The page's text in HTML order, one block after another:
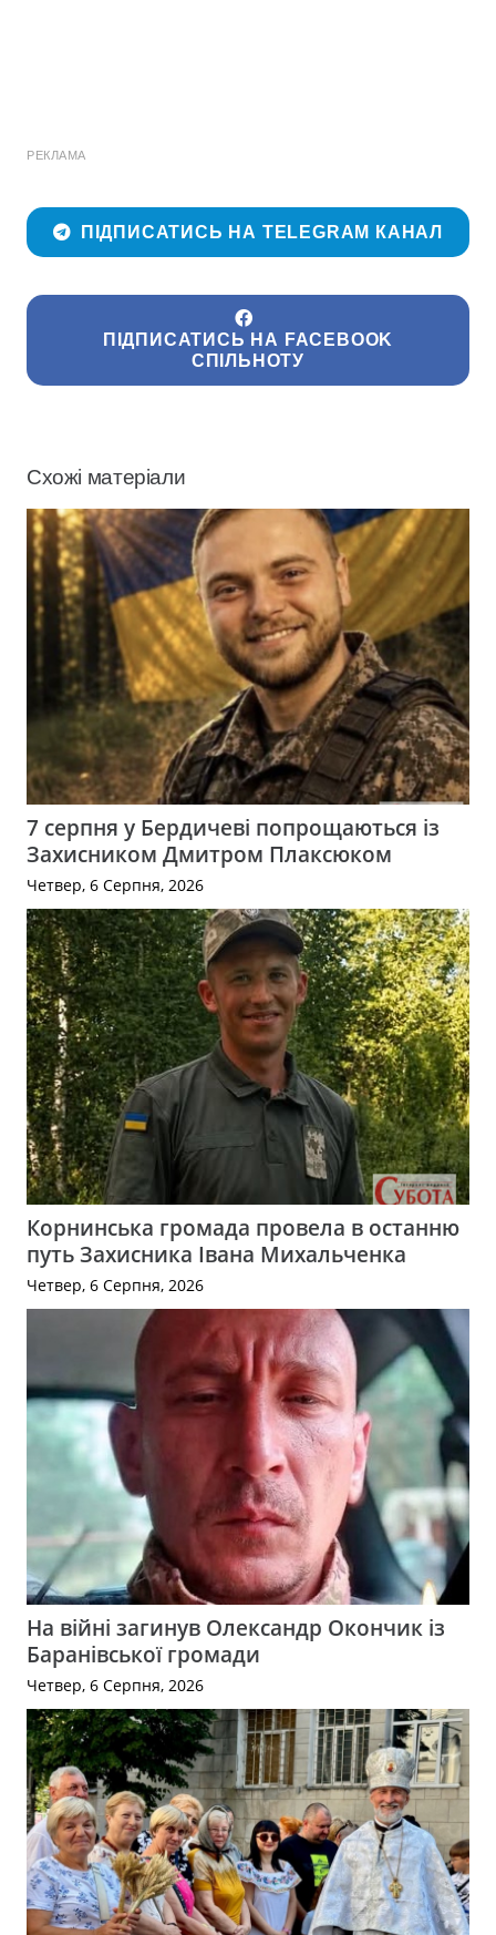
РЕКЛАМА
ПІДПИСАТИСЬ НА TELEGRAM КАНАЛ
ПІДПИСАТИСЬ НА FACEBOOK
СПІЛЬНОТУ
Схожі матеріали
7 серпня у Бердичеві попрощаються із
Захисником Дмитром Плаксюком
Четвер, 6 Серпня, 2026
Корнинська громада провела в останню
путь Захисника Івана Михальченка
Четвер, 6 Серпня, 2026
На війні загинув Олександр Окончик із
Баранівської громади
Четвер, 6 Серпня, 2026